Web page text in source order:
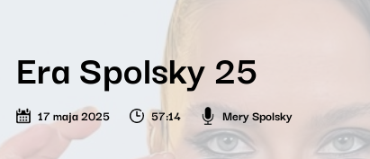
Era Spolsky 25
17 maja 2025 57:14 Mery Spolsky